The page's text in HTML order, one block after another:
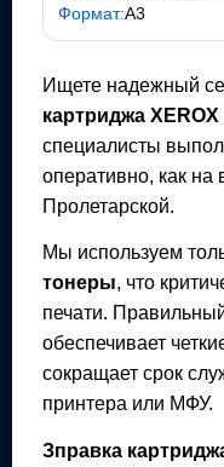
Формат:A3
Ищете надежный
картриджа XEROX
специалисты
оперативно, как на
Пролетарской.
Мы используем
тонеры, что
печати.
обеспечивает
сокращает срок
принтера или МФУ.
Зправка